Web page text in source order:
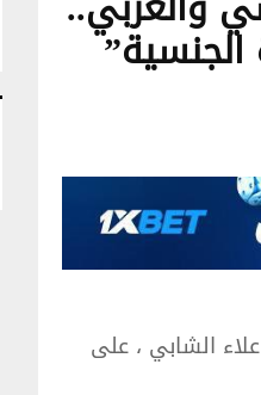
الشابي ، على